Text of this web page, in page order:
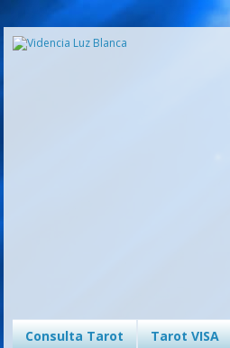
Consulta Tarot Tarot VISA